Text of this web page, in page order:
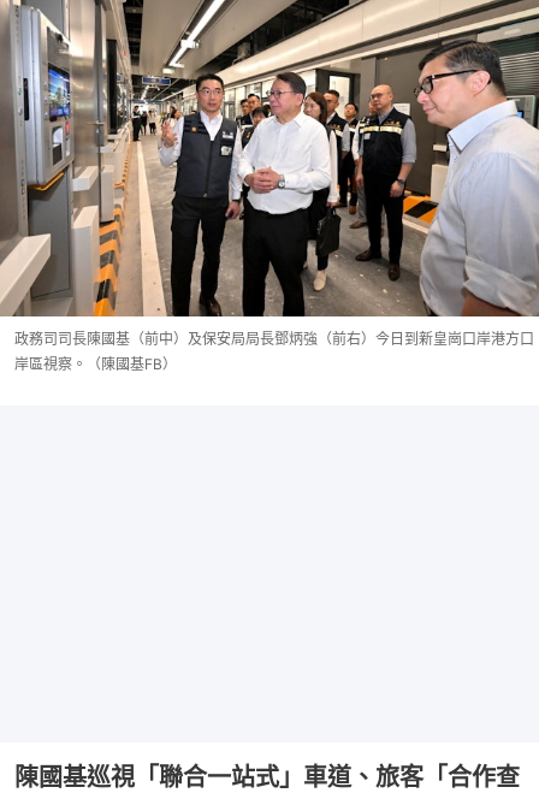
政務司司長陳國基（前中）及保安局局長鄧炳強（前右）今日到新皇崗口岸港方口
岸區視察。（陳國基FB）
陳國基巡視「聯合一站式」車道、旅客「合作查